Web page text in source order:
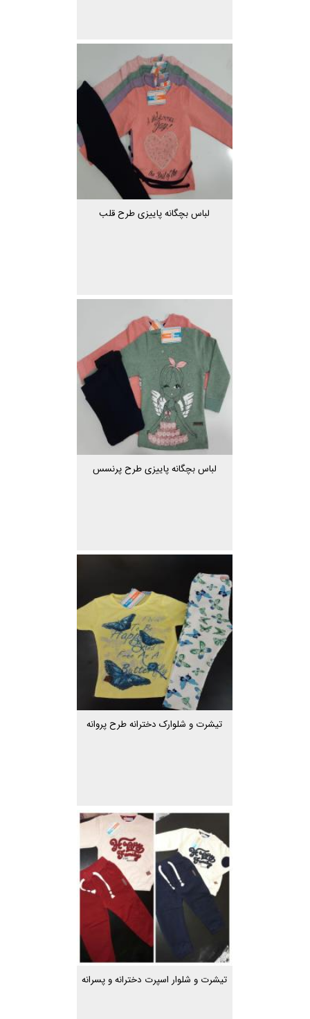
لباس بچگانه پاییزی طرح قلب
لباس بچگانه پاییزی طرح پرنسس
تیشرت و شلوارک دخترانه طرح پروانه
تیشرت و شلوار اسپرت دخترانه و پسرانه